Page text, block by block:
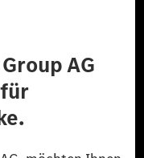
Barrierefreiheit